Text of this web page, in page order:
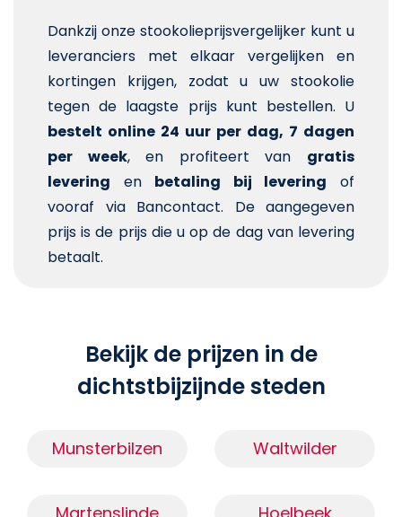
Dankzij onze stookolieprijsvergelijker kunt u
leveranciers met elkaar vergelijken en
kortingen krijgen, zodat u uw stookolie
tegen de laagste prijs kunt bestellen. U
bestelt online 24 uur per dag, 7 dagen
per week, en profiteert van gratis
levering en betaling bij levering of
vooraf via Bancontact. De aangegeven
prijs is de prijs die u op de dag van levering
betaalt.
Bekijk de prijzen in de
dichtstbijzijnde steden
Munsterbilzen Waltwilder